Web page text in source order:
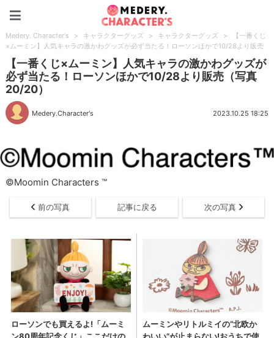
Medery. Character's > キャラクターグッズ > キャラクターグッズ >
【一番くじ
×ムーミン】人気キャラの激かわグッズが必ず当たる！ローソンほかで10/28より販売
【一番くじ×ムーミン】人気キャラの激かわグッズが
必ず当たる！ローソンほかで10/28より販売（写真
20/20）
Medery.Character's 2023.10.25 18:25
©Moomin Characters ™
前の写真 記事に戻る 次の写真